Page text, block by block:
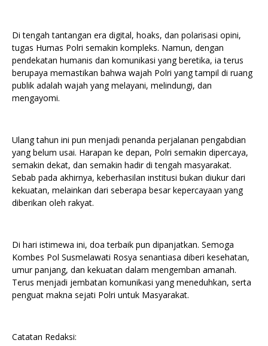
Di tengah tantangan era digital, hoaks, dan polarisasi opini,
tugas Humas Polri semakin kompleks. Namun, dengan
pendekatan humanis dan komunikasi yang beretika, ia terus
berupaya memastikan bahwa wajah Polri yang tampil di ruang
publik adalah wajah yang melayani, melindungi, dan
mengayomi.
Ulang tahun ini pun menjadi penanda perjalanan pengabdian
yang belum usai. Harapan ke depan, Polri semakin dipercaya,
semakin dekat, dan semakin hadir di tengah masyarakat.
Sebab pada akhirnya, keberhasilan institusi bukan diukur dari
kekuatan, melainkan dari seberapa besar kepercayaan yang
diberikan oleh rakyat.
Di hari istimewa ini, doa terbaik pun dipanjatkan. Semoga
Kombes Pol Susmelawati Rosya senantiasa diberi kesehatan,
umur panjang, dan kekuatan dalam mengemban amanah.
Terus menjadi jembatan komunikasi yang meneduhkan, serta
penguat makna sejati Polri untuk Masyarakat.
Catatan Redaksi: